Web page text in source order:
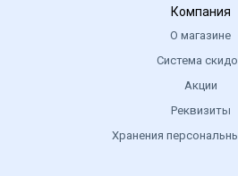
Компания
О магазине
Система
Акции
Реквизиты
Хранения